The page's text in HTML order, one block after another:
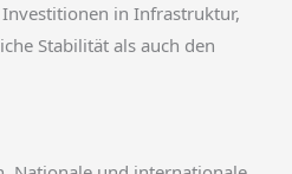
in Infrastruktur,
Stabilität als auch den